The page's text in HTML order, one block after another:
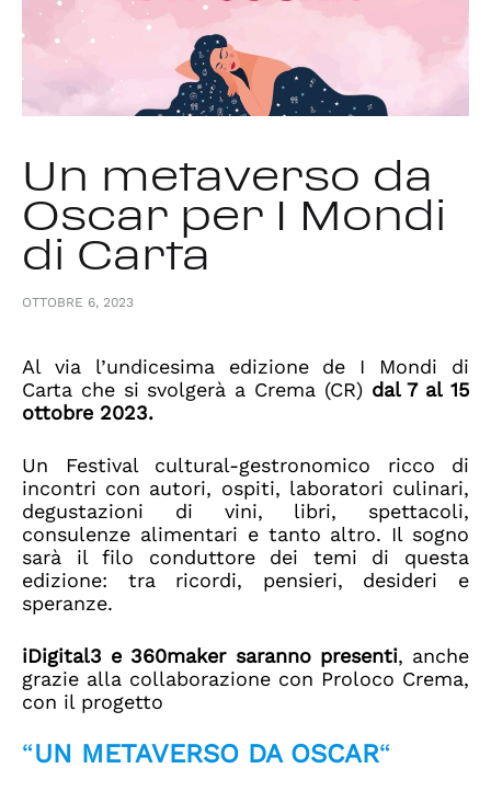
Un metaverso da
Oscar per I Mondi
di Carta
OTTOBRE 6, 2023
Al via l’undicesima edizione de I Mondi di
Carta che si svolgerà a Crema (CR) dal 7 al 15
ottobre 2023.
Un Festival cultural-gestronomico ricco di
incontri con autori, ospiti, laboratori culinari,
degustazioni di vini, libri, spettacoli,
consulenze alimentari e tanto altro. Il sogno
sarà il filo conduttore dei temi di questa
edizione: tra ricordi, pensieri, desideri e
speranze.
iDigital3 e 360makersaranno presenti, anche
grazie alla collaborazione con Proloco Crema,
con il progetto
“UN METAVERSO DA OSCAR“